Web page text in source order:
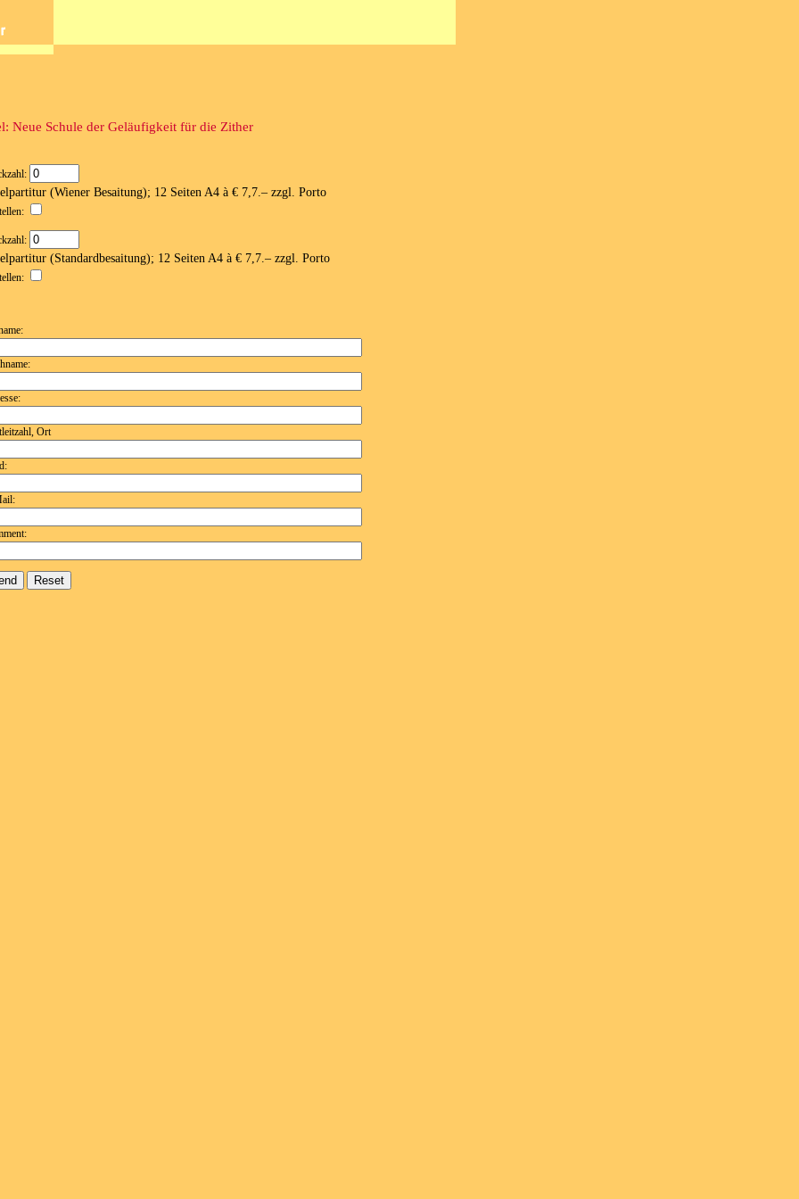
Neue Schule der Geläufigkeit für die Zither
(Wiener Besaitung); 12 Seiten A4 à € 7,7.– zzgl. Porto
(Standardbesaitung); 12 Seiten A4 à € 7,7.– zzgl. Porto
Ort